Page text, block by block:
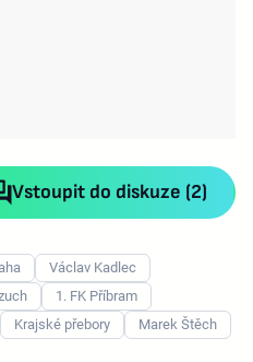
Vstoupit do diskuze (2)
Václav Kadlec
1. FK Příbram
Krajské přebory
Marek Štěch